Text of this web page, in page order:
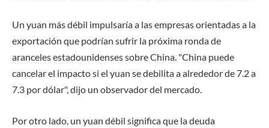
Un yuan más débil impulsaría a las empresas orientadas a la
exportación que podrían sufrir la próxima ronda de
aranceles estadounidenses sobre China. "China puede
cancelar el impacto si el yuan se debilita a alrededor de 7.2 a
7.3 por dólar", dijo un observador del mercado.
Por otro lado, un yuan débil significa que la deuda